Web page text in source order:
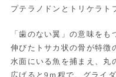
プテラノドンとトリケラト
「歯のない翼」の意味を
伸びたトサカ状の骨が特徴
水面にいる魚を捕まえ、丸
広げると9ｍ程で、グライ